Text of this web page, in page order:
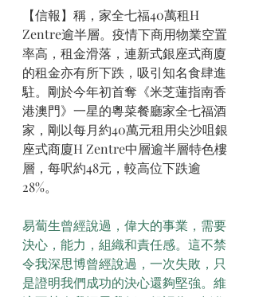
【信報】稱，家全七福40萬租H
Zentre逾半層。疫情下商用物業空置
率高，租金滑落，連新式銀座式商廈
的租金亦有所下跌，吸引知名食肆進
駐。剛於今年初首奪《米芝蓮指南香
港澳門》一星的粵菜餐廳家全七福酒
家，剛以每月約40萬元租用尖沙咀銀
座式商廈H Zentre中層逾半層特色樓
層，每呎約48元，較高位下跌逾
28%。
易蔔生曾經說過，偉大的事業，需要
決心，能力，組織和責任感。這不禁
令我深思博曾經說過，一次失敗，只
是證明我們成功的決心還夠堅強。維